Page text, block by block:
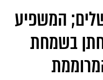
המשפיע
בשמחת